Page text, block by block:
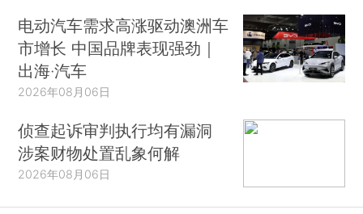
电动汽车需求高涨驱动澳洲车
市增长 中国品牌表现强劲｜
出海·汽车
2026年08月06日
侦查起诉审判执行均有漏洞
涉案财物处置乱象何解
2026年08月06日